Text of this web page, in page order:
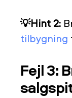
💡Hint 2:
tilbygning
Fejl 3: